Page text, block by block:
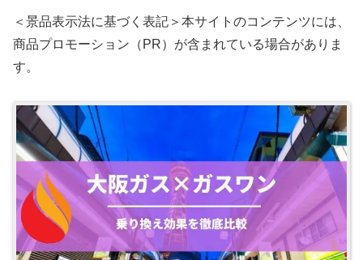
＜景品表示法に基づく表記＞本サイトのコンテンツには、
商品プロモーション（PR）が含まれている場合がありま
す。